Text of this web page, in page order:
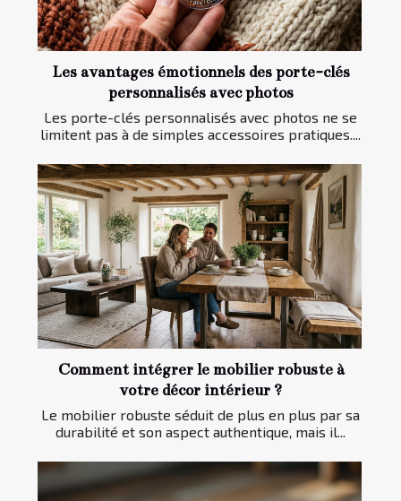
Les avantages émotionnels des porte-clés
personnalisés avec photos
Les porte-clés personnalisés avec photos ne se
limitent pas à de simples accessoires pratiques....
Comment intégrer le mobilier robuste à
votre décor intérieur ?
Le mobilier robuste séduit de plus en plus par sa
durabilité et son aspect authentique, mais il...